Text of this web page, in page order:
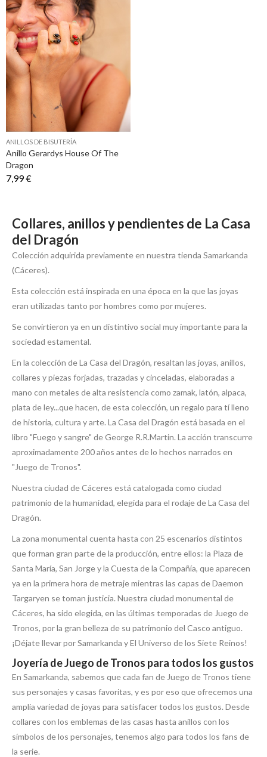
ANILLOS DE BISUTERÍA
Anillo Gerardys House Of The
Dragon
7,99 €
Collares, anillos y pendientes de La Casa
del Dragón
Colección adquirida previamente en nuestra tienda Samarkanda
(Cáceres).
Esta colección está inspirada en una época en la que las joyas
eran utilizadas tanto por hombres como por mujeres.
Se convirtieron ya en un distintivo social muy importante para la
sociedad estamental.
En la colección de La Casa del Dragón, resaltan las joyas, anillos,
collares y piezas forjadas, trazadas y cinceladas, elaboradas a
mano con metales de alta resistencia como zamak, latón, alpaca,
plata de ley...que hacen, de esta colección, un regalo para tí lleno
de historia, cultura y arte. La Casa del Dragón está basada en el
libro "Fuego y sangre" de George R.R.Martin. La acción transcurre
aproximadamente 200 años antes de lo hechos narrados en
"Juego de Tronos".
Nuestra ciudad de Cáceres está catalogada como ciudad
patrimonio de la humanidad, elegida para el rodaje de La Casa del
Dragón.
La zona monumental cuenta hasta con 25 escenarios distintos
que forman gran parte de la producción, entre ellos: la Plaza de
Santa María, San Jorge y la Cuesta de la Compañía, que aparecen
ya en la primera hora de metraje mientras las capas de Daemon
Targaryen se toman justicia. Nuestra ciudad monumental de
Cáceres, ha sido elegida, en las últimas temporadas de Juego de
Tronos, por la gran belleza de su patrimonio del Casco antiguo.
¡Déjate llevar por Samarkanda y El Universo de los Siete Reinos!
Joyería de Juego de Tronos para todos los gustos
En Samarkanda, sabemos que cada fan de Juego de Tronos tiene
sus personajes y casas favoritas, y es por eso que ofrecemos una
amplia variedad de joyas para satisfacer todos los gustos. Desde
collares con los emblemas de las casas hasta anillos con los
símbolos de los personajes, tenemos algo para todos los fans de
la serie.